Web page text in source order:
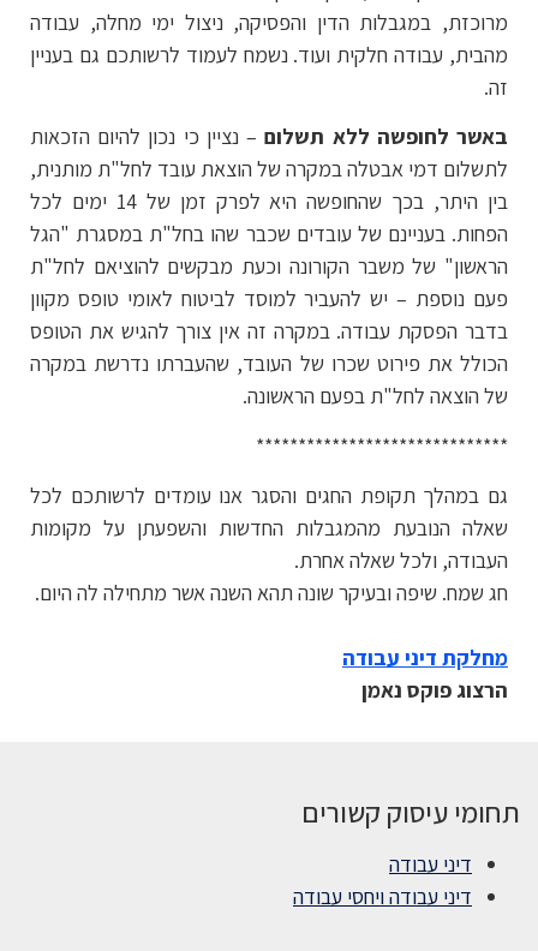
מרוכזת, במגבלות הדין והפסיקה, ניצול ימי מחלה, עבודה
מהבית, עבודה חלקית ועוד. נשמח לעמוד לרשותכם גם בעניין
זה.
באשר לחופשה ללא תשלום– נציין כי נכון להיום הזכאות
לתשלום דמי אבטלה במקרה של הוצאת עובד לחל"ת מותנית,
בין היתר, בכך שהחופשה היא לפרק זמן של 14 ימים לכל
הפחות. בעניינם של עובדים שכבר שהו בחל"ת במסגרת "הגל
הראשון" של משבר הקורונה וכעת מבקשים להוציאם לחל"ת
פעם נוספת – יש להעביר למוסד לביטוח לאומי טופס מקוון
בדבר הפסקת עבודה. במקרה זה אין צורך להגיש את הטופס
הכולל את פירוט שכרו של העובד, שהעברתו נדרשת במקרה
של הוצאה לחל"ת בפעם הראשונה.
******************************
גם במהלך תקופת החגים והסגר אנו עומדים לרשותכם לכל
שאלה הנובעת מהמגבלות החדשות והשפעתן על מקומות
העבודה, ולכל שאלה אחרת.
חג שמח. שיפה ובעיקר שונה תהא השנה אשר מתחילה לה היום.
מחלקת דיני עבודה
הרצוג פוקס נאמן
תחומי עיסוק קשורים
דיני עבודה
דיני עבודה ויחסי עבודה